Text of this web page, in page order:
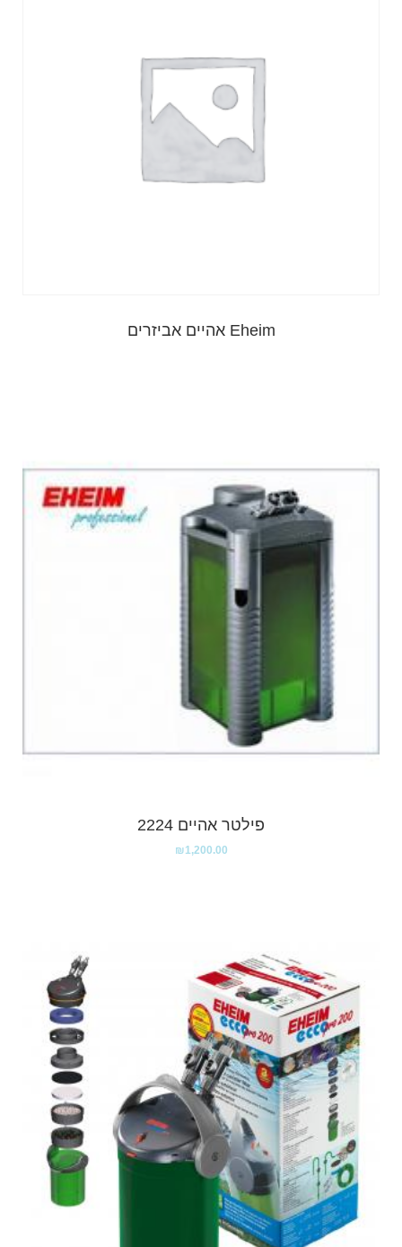
Eheim אהיים אביזרים
פילטר אהיים 2224
₪1,200.00